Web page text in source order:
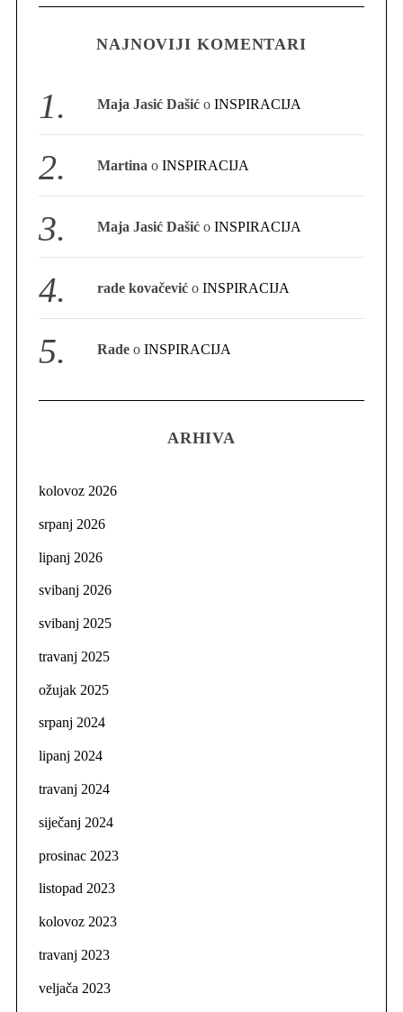
NAJNOVIJI KOMENTARI
Maja Jasić Dašić oINSPIRACIJA
Martina oINSPIRACIJA
Maja Jasić Dašić oINSPIRACIJA
rade kovačević oINSPIRACIJA
Rade oINSPIRACIJA
ARHIVA
kolovoz 2026
srpanj 2026
lipanj 2026
svibanj 2026
svibanj 2025
travanj 2025
ožujak 2025
srpanj 2024
lipanj 2024
travanj 2024
siječanj 2024
prosinac 2023
listopad 2023
kolovoz 2023
travanj 2023
veljača 2023
o
: